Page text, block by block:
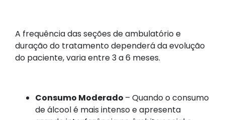
A frequência das seções de ambulatório e
duração do tratamento dependerá da evolução
do paciente, varia entre 3 a 6 meses.
Consumo Moderado – Quando o consumo
de álcool é mais intenso e apresenta